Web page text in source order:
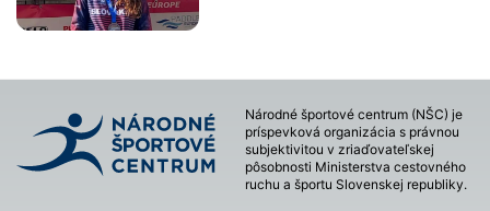
Národné športové centrum (NŠC) je
príspevková organizácia s právnou
subjektivitou v zriaďovateľskej
pôsobnosti Ministerstva cestovného
ruchu a športu Slovenskej republiky.